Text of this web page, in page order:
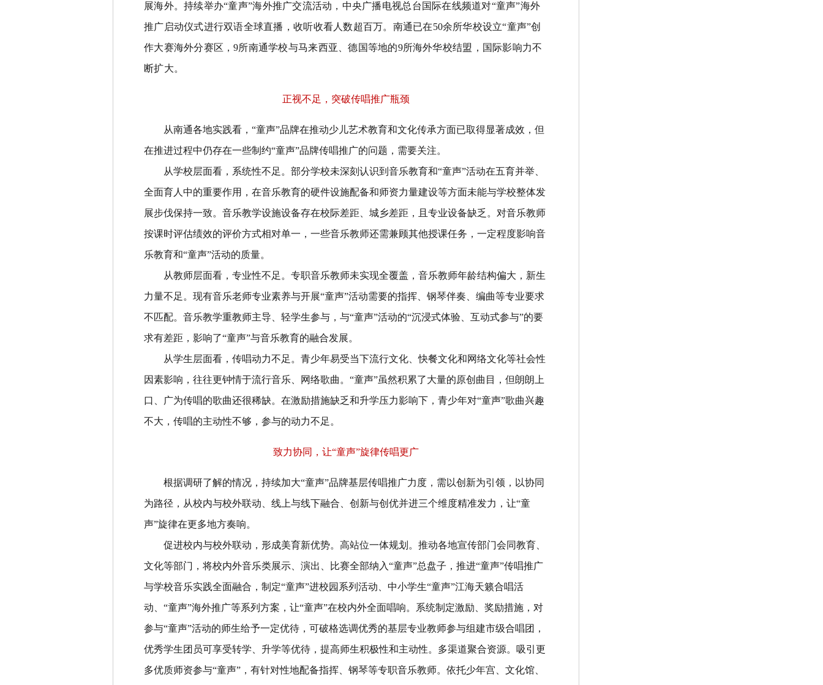
展海外。持续举办“童声”海外推广交流活动，中央广播电视总台国际在线频道对“童声”海外
推广启动仪式进行双语全球直播，收听收看人数超百万。南通已在50余所华校设立“童声”创
作大赛海外分赛区，9所南通学校与马来西亚、德国等地的9所海外华校结盟，国际影响力不
断扩大。
正视不足，突破传唱推广瓶颈
从南通各地实践看， “童声”品牌在推动少儿艺术教育和文化传承方面已取得显著成效，但
在推进过程中仍存在一些制约“童声”品牌传唱推广的问题，需要关注。
从学校层面看，系统性不足。 部分学校未深刻认识到音乐教育和“童声”活动在五育并举、
全面育人中的重要作用，在音乐教育的硬件设施配备和师资力量建设等方面未能与学校整体发
展步伐保持一致。音乐教学设施设备存在校际差距、城乡差距，且专业设备缺乏。对音乐教师
按课时评估绩效的评价方式相对单一，一些音乐教师还需兼顾其他授课任务，一定程度影响音
乐教育和“童声”活动的质量。
从教师层面看，专业性不足。 专职音乐教师未实现全覆盖，音乐教师年龄结构偏大，新生
力量不足。现有音乐老师专业素养与开展“童声”活动需要的指挥、钢琴伴奏、编曲等专业要求
不匹配。音乐教学重教师主导、轻学生参与，与“童声”活动的“沉浸式体验、互动式参与”的要
求有差距，影响了“童声”与音乐教育的融合发展。
从学生层面看，传唱动力不足。 青少年易受当下流行文化、快餐文化和网络文化等社会性
因素影响，往往更钟情于流行音乐、网络歌曲。 “童声”虽然积累了大量的原创曲目，但朗朗上
口、广为传唱的歌曲还很稀缺。在激励措施缺乏和升学压力影响下，青少年对“童声”歌曲兴趣
不大，传唱的主动性不够，参与的动力不足。
致力协同，让“童声”旋律传唱更广
根据调研了解的情况，持续加大“童声”品牌基层传唱推广力度，需以创新为引领，以协同
为路径，从校内与校外联动、线上与线下融合、创新与创优并进三个维度精准发力，让“童
声”旋律在更多地方奏响。
促进校内与校外联动，形成美育新优势。 高站位一体规划。推动各地宣传部门会同教育、
文化等部门，将校内外音乐类展示、演出、比赛全部纳入“童声”总盘子，推进“童声”传唱推广
与学校音乐实践全面融合，制定“童声”进校园系列活动、中小学生“童声”江海天籁合唱活
动、 “童声”海外推广等系列方案，让“童声”在校内外全面唱响。系统制定激励、奖励措施，对
参与“童声”活动的师生给予一定优待，可破格选调优秀的基层专业教师参与组建市级合唱团，
优秀学生团员可享受转学、升学等优待，提高师生积极性和主动性。多渠道聚合资源。吸引更
多优质师资参与“童声” ，有针对性地配备指挥、钢琴等专职音乐教师。依托少年宫、文化馆、